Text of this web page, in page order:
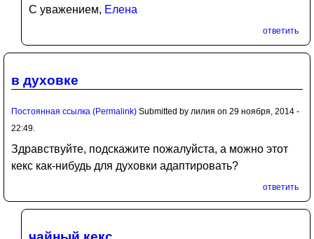
С уважением, Елена
ответить
в духовке
Постоянная ссылка (Permalink) Submitted by лилия on 29 ноября, 2014 -
22:49.
Здравствуйте, подскажите пожалуйста, а можно этот
кекс как-нибудь для духовки адаптировать?
ответить